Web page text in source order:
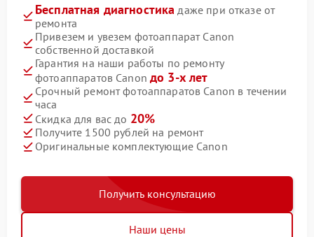
Бесплатная диагностика даже при отказе от
ремонта
Привезем и увезем фотоаппарат Canon
собственной доставкой
Гарантия на наши работы по ремонту
фотоаппаратов Canonдо 3-х лет
Срочный ремонт фотоаппаратов Canon в течении
часа
Скидка для вас до 20%
Получите 1500 рублей на ремонт
Оригинальные комплектующие Canon
Получить консультацию
Наши цены